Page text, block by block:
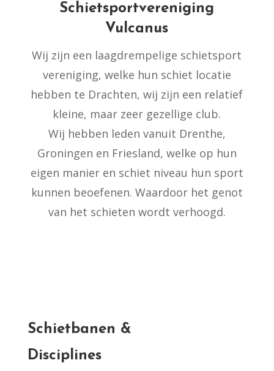
Schietsportvereniging
Vulcanus
Wij zijn een laagdrempelige schietsport
vereniging, welke hun schiet locatie
hebben te Drachten, wij zijn een relatief
kleine, maar zeer gezellige club.
Wij hebben leden vanuit Drenthe,
Groningen en Friesland, welke op hun
eigen manier en schiet niveau hun sport
kunnen beoefenen. Waardoor het genot
van het schieten wordt verhoogd.
Schietbanen &
Disciplines